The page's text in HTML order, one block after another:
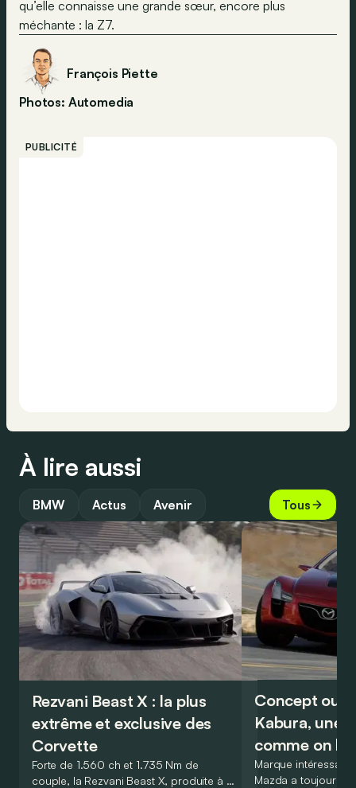
qu’elle connaisse une grande sœur, encore plus
méchante : la Z7.
François Piette
Photos: Automedia
PUBLICITÉ
À lire aussi
BMW Actus Avenir Tous
Rezvani Beast X : la plus
extrême et exclusive des
Corvette
Forte de 1.560 ch et 1.735 Nm de
couple, la Rezvani Beast X, produite à 5
Concept
Kabura, une
comme on
Marque
Mazda a toujours